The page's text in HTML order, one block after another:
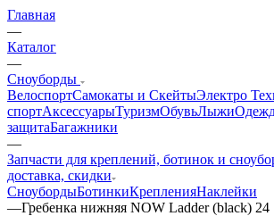
Главная
—
Каталог
—
Сноуборды
ВелоспортСамокаты и СкейтыЭлектро
спортАксессуарыТуризмОбувьЛыжи
защитаБагажники
—
Запчасти для креплений, ботинок и
доставка, скидки
СноубордыБотинкиКрепленияНаклейки
—Гребенка нижняя NOW Ladder (black) 24